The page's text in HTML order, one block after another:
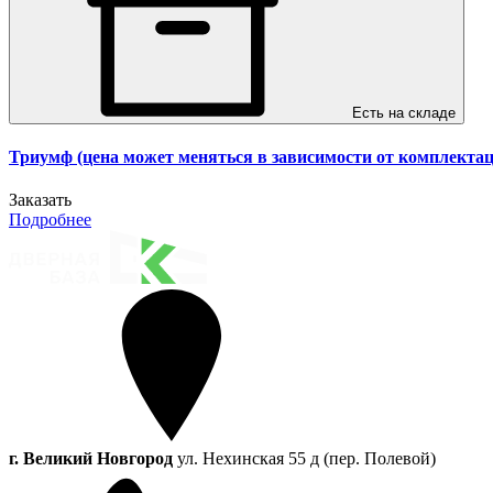
Есть на складе
Триумф (цена может меняться в зависимости от
Заказать
Подробнее
г. Великий Новгород ул. Нехинская 55 д (пер. Полевой)